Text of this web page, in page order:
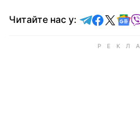
Читайте нас у: Читайте у